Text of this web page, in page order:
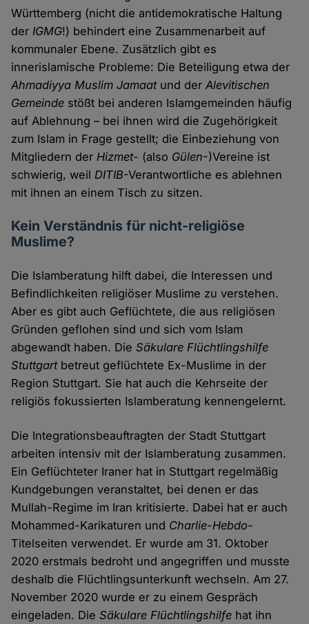
Württemberg (nicht die antidemokratische Haltung
der IGMG!) behindert eine Zusammenarbeit auf
kommunaler Ebene. Zusätzlich gibt es
innerislamische Probleme: Die Beteiligung etwa der
Ahmadiyya Muslim Jamaat und derAlevitischen
Gemeinde stößt bei anderen Islamgemeinden häufig
auf Ablehnung – bei ihnen wird die Zugehörigkeit
zum Islam in Frage gestellt; die Einbeziehung von
Mitgliedern der Hizmet- (also Gülen-)Vereine ist
schwierig, weil DITIB-Verantwortliche es ablehnen
mit ihnen an einem Tisch zu sitzen.
Kein Verständnis für nicht-religiöse
Muslime?
Die Islamberatung hilft dabei, die Interessen und
Befindlichkeiten religiöser Muslime zu verstehen.
Aber es gibt auch Geflüchtete, die aus religiösen
Gründen geflohen sind und sich vom Islam
abgewandt haben. DieSäkulare Flüchtlingshilfe
Stuttgartbetreut geflüchtete Ex-Muslime in der
Region Stuttgart. Sie hat auch die Kehrseite der
religiös fokussierten Islamberatung kennengelernt.
Die Integrationsbeauftragten der Stadt Stuttgart
arbeiten intensiv mit der Islamberatung zusammen.
Ein Geflüchteter Iraner hat in Stuttgart regelmäßig
Kundgebungen veranstaltet, bei denen er das
Mullah-Regime im Iran kritisierte. Dabei hat er auch
Mohammed-Karikaturen und Charlie-Hebdo-
Titelseiten verwendet. Er wurde am 31. Oktober
2020 erstmals bedroht und angegriffen und musste
deshalb die Flüchtlingsunterkunft wechseln. Am 27.
November 2020 wurde er zu einem Gespräch
eingeladen. DieSäkulare Flüchtlingshilfe hat ihn